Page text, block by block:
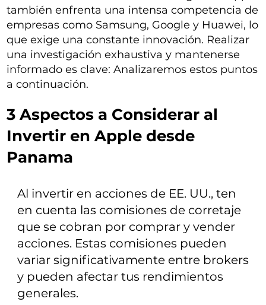
también enfrenta una intensa competencia de
empresas como Samsung, Google y Huawei, lo
que exige una constante innovación. Realizar
una investigación exhaustiva y mantenerse
informado es clave: Analizaremos estos puntos
a continuación.
3 Aspectos a Considerar al
Invertir en Apple desde
Panama
Al invertir en acciones de EE. UU., ten
en cuenta las comisiones de corretaje
que se cobran por comprar y vender
acciones. Estas comisiones pueden
variar significativamente entre brokers
y pueden afectar tus rendimientos
generales.